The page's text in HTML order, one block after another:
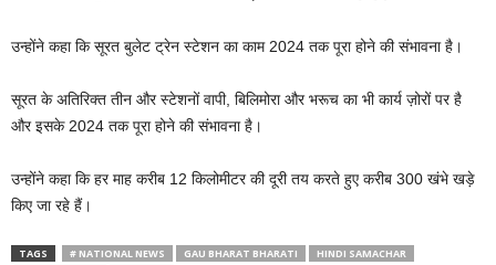
उन्होंने कहा कि सूरत बुलेट ट्रेन स्टेशन का काम 2024 तक पूरा होने की संभावना है।
सूरत के अतिरिक्त तीन और स्टेशनों वापी, बिलिमोरा और भरूच का भी कार्य ज़ोरों पर है
और इसके 2024 तक पूरा होने की संभावना है।
उन्होंने कहा कि हर माह करीब 12 किलोमीटर की दूरी तय करते हुए करीब 300 खंभे खड़े
किए जा रहे हैं।
TAGS # NATIONAL NEWS GAU BHARAT BHARATI
HINDI SAMACHAR